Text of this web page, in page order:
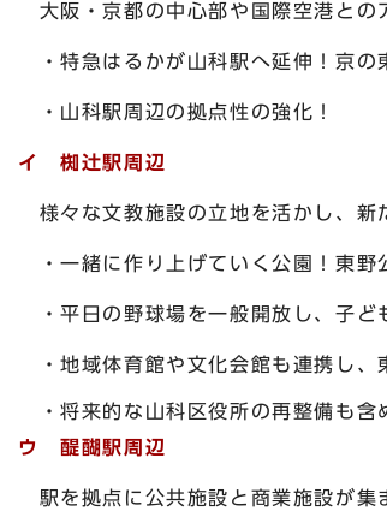
大阪・京都の中心部や国際空港との
・特急はるかが山科駅へ延伸！京の
・山科駅周辺の拠点性の強化！
イ 椥辻駅周辺
様々な文教施設の立地を活かし、新
・一緒に作り上げていく公園！東野
・平日の野球場を一般開放し、子ど
・地域体育館や文化会館も連携し、
・将来的な山科区役所の再整備も含
ウ 醍醐駅周辺
駅を拠点に公共施設と商業施設が集